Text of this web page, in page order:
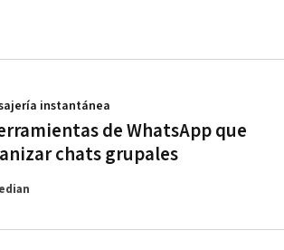
de WhatsApp que
chats grupales
instantánea